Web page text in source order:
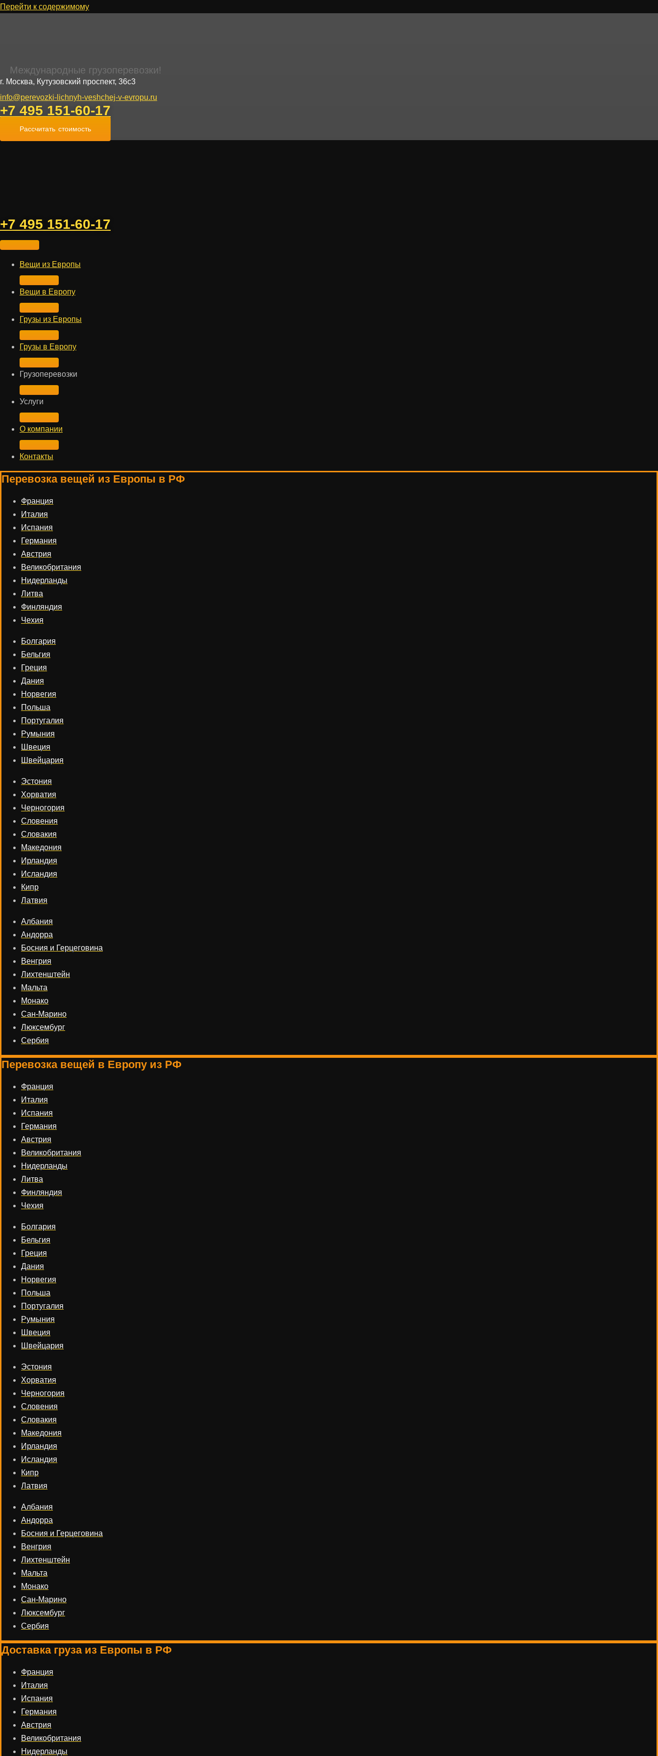
Перейти к содержимому
Международные грузоперевозки!
г. Москва, Кутузовский проспект, 36с3
info@perevozki-lichnyh-veshchej-v-evropu.ru
+7 495 151-60-17
Рассчитать стоимость
+7 495 151-60-17
Вещи из Европы
Вещи в Европу
Грузы из Европы
Грузы в Европу
Грузоперевозки
Услуги
О компании
Контакты
Перевозка вещей из Европы в РФ
Франция
Италия
Испания
Германия
Австрия
Великобритания
Нидерланды
Литва
Финляндия
Чехия
Болгария
Бельгия
Греция
Дания
Норвегия
Польша
Португалия
Румыния
Швеция
Швейцария
Эстония
Хорватия
Черногория
Словения
Словакия
Македония
Ирландия
Исландия
Кипр
Латвия
Албания
Андорра
Босния и Герцеговина
Венгрия
Лихтенштейн
Мальта
Монако
Сан-Марино
Люксембург
Сербия
Перевозка вещей в Европу из РФ
Франция
Италия
Испания
Германия
Австрия
Великобритания
Нидерланды
Литва
Финляндия
Чехия
Болгария
Бельгия
Греция
Дания
Норвегия
Польша
Португалия
Румыния
Швеция
Швейцария
Эстония
Хорватия
Черногория
Словения
Словакия
Македония
Ирландия
Исландия
Кипр
Латвия
Албания
Андорра
Босния и Герцеговина
Венгрия
Лихтенштейн
Мальта
Монако
Сан-Марино
Люксембург
Сербия
Доставка груза из Европы в РФ
Франция
Италия
Испания
Германия
Австрия
Великобритания
Нидерланды